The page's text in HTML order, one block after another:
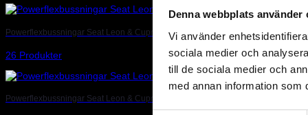
Denna webbplats använder
Vi använder
sociala medier och
till de sociala medier och
med annan information som
Powerflexbussningar Seat Leon & Cupra MK1 TYP 1M 2WD (1999-2005)
26 Produkter
Powerflexbussningar Seat Leon & Cupra MK1 Typ 1M 4WD (1999-2005)